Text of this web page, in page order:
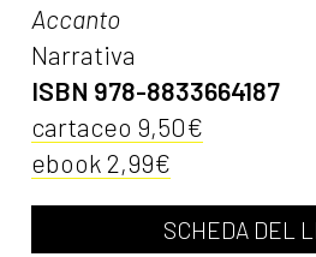
Accanto
Narrativa
ISBN 978-8833664187
cartaceo 9,50€
ebook 2,99€
SCHEDA DEL